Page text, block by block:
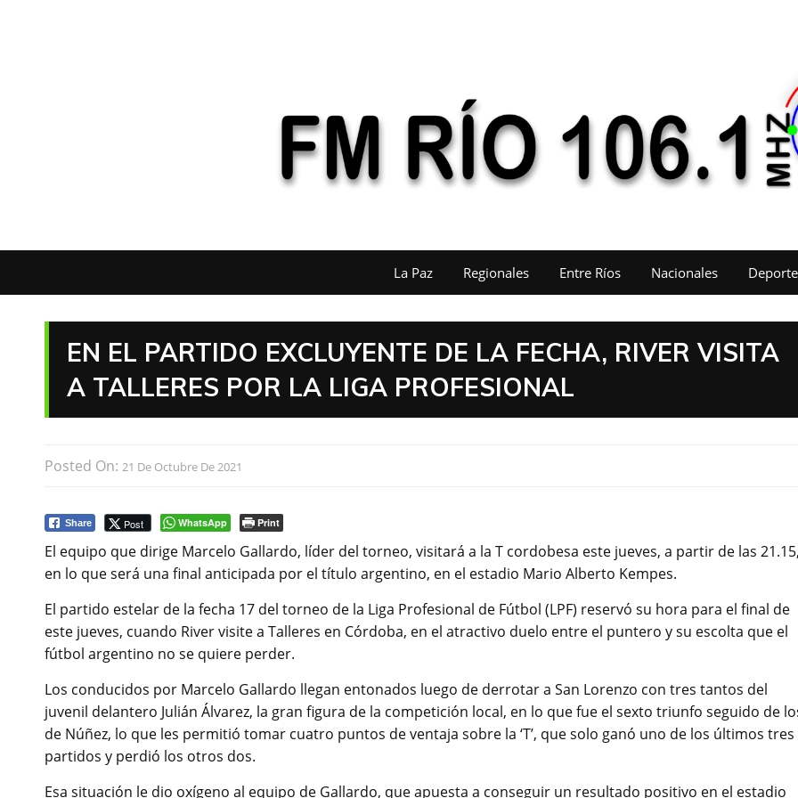
La Paz Regionales Entre Ríos Nacionales
EN EL PARTIDO EXCLUYENTE DE LA FECHA, RIVER VISITA
A TALLERES POR LA LIGA PROFESIONAL
Posted On: 21 De Octubre De 2021
Share Post WhatsApp Print
El equipo que dirige Marcelo Gallardo, líder del torneo, visitará a la T cordobesa este jueves, a partir de las
en lo que será una final anticipada por el título argentino, en el estadio Mario Alberto Kempes.
El partido estelar de la fecha 17 del torneo de la Liga Profesional de Fútbol (LPF) reservó su hora para el final de
este jueves, cuando River visite a Talleres en Córdoba, en el atractivo duelo entre el puntero y su escolta que el
fútbol argentino no se quiere perder.
Los conducidos por Marcelo Gallardo llegan entonados luego de derrotar a San Lorenzo con tres tantos del
juvenil delantero Julián Álvarez, la gran figura de la competición local, en lo que fue el sexto triunfo seguido de
de Núñez, lo que les permitió tomar cuatro puntos de ventaja sobre la ‘T’, que solo ganó uno de los últimos tres
partidos y perdió los otros dos.
Esa situación le dio oxígeno al equipo de Gallardo, que apuesta a conseguir un resultado positivo en el estadio